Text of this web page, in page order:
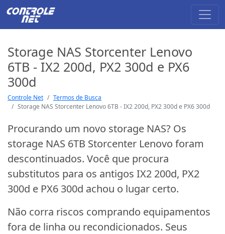
Storage NAS Storcenter Lenovo
6TB - IX2 200d, PX2 300d e PX6
300d
Controle Net
Termos de Busca
Storage NAS Storcenter Lenovo 6TB - IX2 200d, PX2 300d e PX6 300d
Procurando um novo storage NAS? Os
storage NAS 6TB Storcenter Lenovo foram
descontinuados. Você que procura
substitutos para os antigos IX2 200d, PX2
300d e PX6 300d achou o lugar certo.
Não corra riscos comprando equipamentos
fora de linha ou recondicionados. Seus